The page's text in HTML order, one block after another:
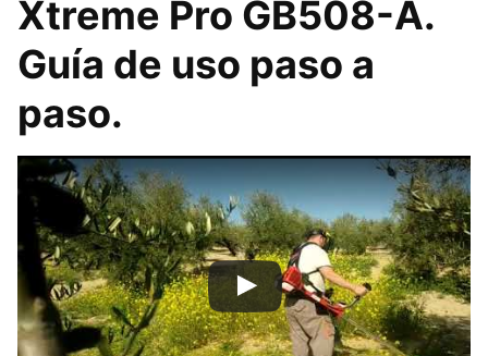
Xtreme Pro GB508-A.
Guía de uso paso a
paso.